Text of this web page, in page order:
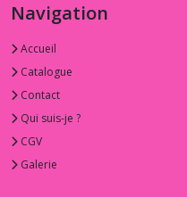
Navigation
Accueil
Catalogue
Contact
Qui suis-je ?
CGV
Galerie